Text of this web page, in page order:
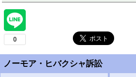
ノーモア・ヒバクシャ訴訟